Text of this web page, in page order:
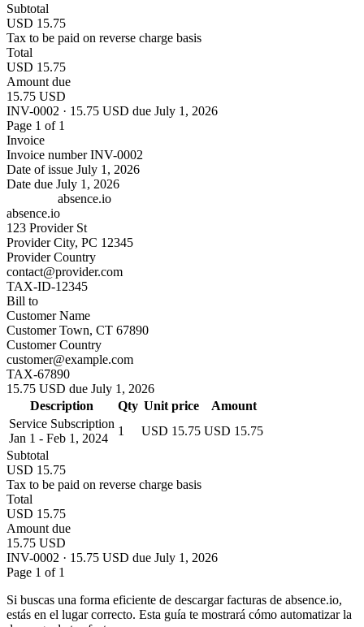
Subtotal
USD 15.75
Tax to be paid on reverse charge basis
Total
USD 15.75
Amount due
15.75 USD
INV-0002 · 15.75 USD due July 1, 2026
Page 1 of 1
Invoice
Invoice numberINV-0002
Date of issue July 1, 2026
Date due July 1, 2026
absence.io
absence.io
123 Provider St
Provider City, PC 12345
Provider Country
contact@provider.com
TAX-ID-12345
Bill to
Customer Name
Customer Town, CT 67890
Customer Country
customer@example.com
TAX-67890
15.75 USD due July 1, 2026
Description
Qty Unit price
Amount
Service Subscription
Jan 1 - Feb 1, 2024
1 USD 15.75 USD 15.75
Subtotal
USD 15.75
Tax to be paid on reverse charge basis
Total
USD 15.75
Amount due
15.75 USD
INV-0002 · 15.75 USD due July 1, 2026
Page 1 of 1
Si buscas una forma eficiente de descargar facturas de absence.io,
estás en el lugar correcto. Esta guía te mostrará cómo automatizar la